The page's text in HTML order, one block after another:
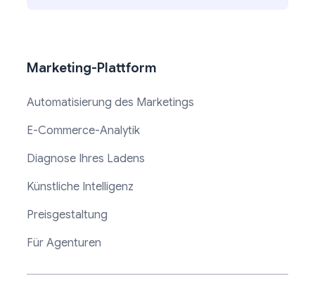
Marketing-Plattform
Automatisierung des Marketings
E-Commerce-Analytik
Diagnose Ihres Ladens
Künstliche Intelligenz
Preisgestaltung
Für Agenturen